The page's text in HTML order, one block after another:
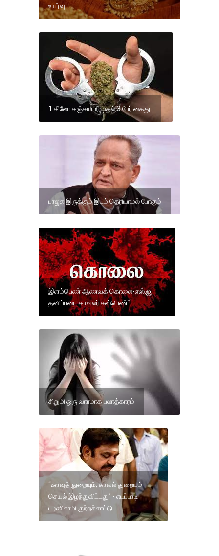
உயர்வு.
1 கிலோ கஞ்சா பறிமுதல் 3 பேர் கைது.
பாஜக இருக்கும் இடம் தெரியாமல் போகும்
இளம்பெண் ஆணவக் கொலை-எஸ்.ஐ,
தனிப்படை காவலர் சஸ்பெண்ட்.
சிறுமி ஒரு வாரமாக பலாத்காரம்
“உளவுத் துறையும், காவல் துறையும்
செயல் இழந்துவிட்டது” - எடப்பாடி
பழனிசாமி குற்றச்சாட்டு.